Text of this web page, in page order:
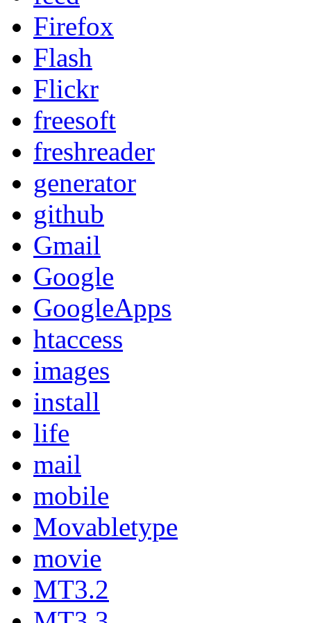
Firefox
Flash
Flickr
freesoft
freshreader
generator
github
Gmail
Google
GoogleApps
htaccess
images
install
life
mail
mobile
Movabletype
movie
MT3.2